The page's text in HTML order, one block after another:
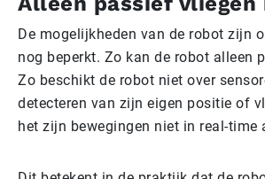
De mogelijkheden van de robot zijn
nog beperkt. Zo kan de robot alleen
Zo beschikt de robot niet over
detecteren van zijn eigen positie of
het zijn bewegingen niet in real-time